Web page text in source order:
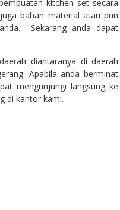
kitchen set secara
bahan material atau pun
Sekarang anda dapat
diantaranya di daerah
Apabila anda berminat
mengunjungi langsung ke
di kantor kami.